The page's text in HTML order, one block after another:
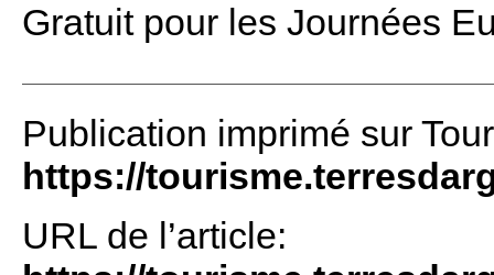
Gratuit pour les Journées
Publication imprimé sur
https://
URL de l’article: